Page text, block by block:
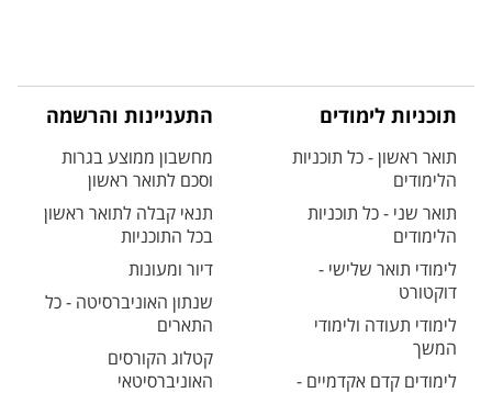
תוכניות לימודים
תואר ראשון - כל תוכניות
הלימודים
תואר שני - כל תוכניות
הלימודים
לימודי תואר שלישי -
דוקטורט
לימודי תעודה ולימודי
המשך
לימודים קדם אקדמיים -
התעניינות והרשמה
מחשבון ממוצע בגרות
וסכם לתואר ראשון
תנאי קבלה לתואר ראשון
בכל התוכניות
דיור ומעונות
שנתון האוניברסיטה - כל
התארים
קטלוג הקורסים
האוניברסיטאי